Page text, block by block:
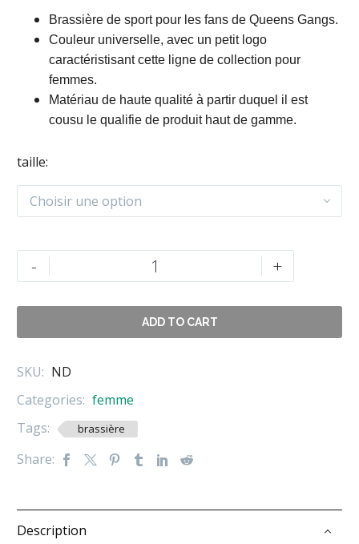
Brassière de sport pour les fans de Queens Gangs.
Couleur universelle, avec un petit logo
caractéristisant cette ligne de collection pour
femmes.
Matériau de haute qualité à partir duquel il est
cousu le qualifie de produit haut de gamme.
taille
Choisir une option
-
quantité
de
BRA
SAND
+
ADD TO CART
SKU: ND
Categories: femme
Tags:
brassière
Share:
Description